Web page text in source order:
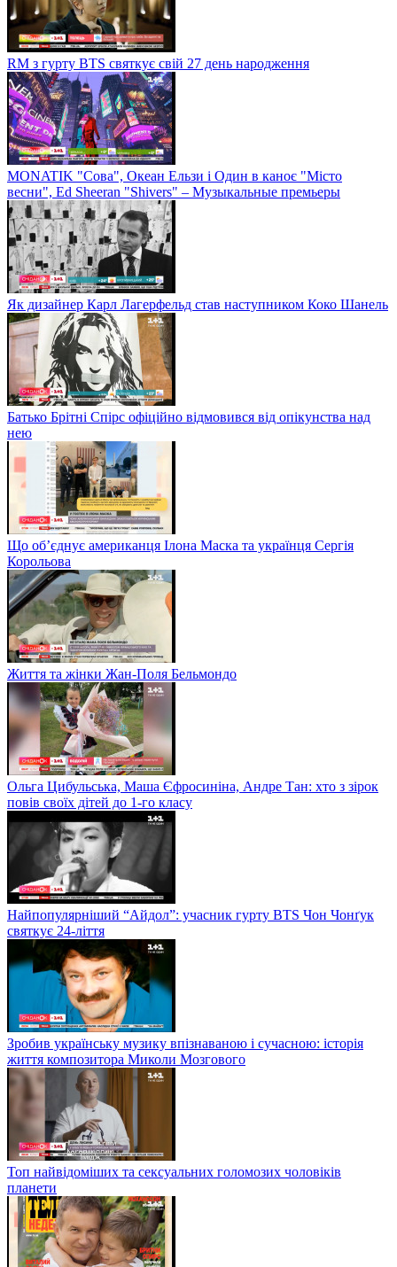
RM з гурту BTS святкує свій 27 день народження
MONATIK "Сова", Океан Ельзи і Один в каноє "Місто
весни", Ed Sheeran "Shivers" – Музыкальные премьеры
Як дизайнер Карл Лагерфельд став наступником Коко Шанель
Батько Брітні Спірс офіційно відмовився від опікунства над
нею
Що об’єднує американця Ілона Маска та українця Сергія
Корольова
Життя та жінки Жан-Поля Бельмондо
Ольга Цибульська, Маша Єфросиніна, Андре Тан: хто з зірок
повів своїх дітей до 1-го класу
Найпопулярніший “Айдол”: учасник гурту BTS Чон Чонґук
святкує 24-ліття
Зробив українську музику впізнаваною і сучасною: історія
життя композитора Миколи Мозгового
Топ найвідоміших та сексуальних голомозих чоловіків
планети